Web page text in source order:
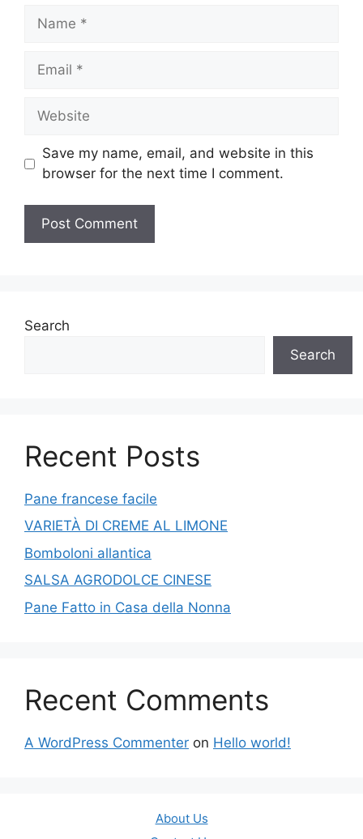
Name
Email
Website
Save my name, email, and website in this
browser for the next time I comment.
Search
Search
Recent Posts
Pane francese facile
VARIETÀ DI CREME AL LIMONE
Bomboloni allantica
SALSA AGRODOLCE CINESE
Pane Fatto in Casa della Nonna
Recent Comments
A WordPress Commenter on Hello world!
About Us